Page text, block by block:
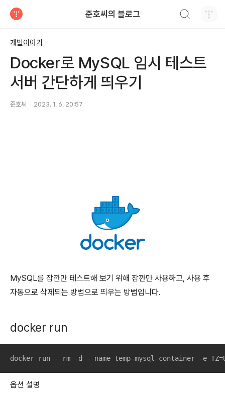
준호씨의 블로그
개발이야기
Docker로 MySQL 임시 테스트
서버 간단하게 띄우기
준호씨 2023. 1. 6. 20:57
MySQL를 잠깐만 테스트해 보기 위해 잠깐만 사용하고, 사용 후
자동으로 삭제되는 방법으로 띄우는 방법입니다.
docker run
docker run --rm -d --name temp-mysql-container -e
옵션 설명